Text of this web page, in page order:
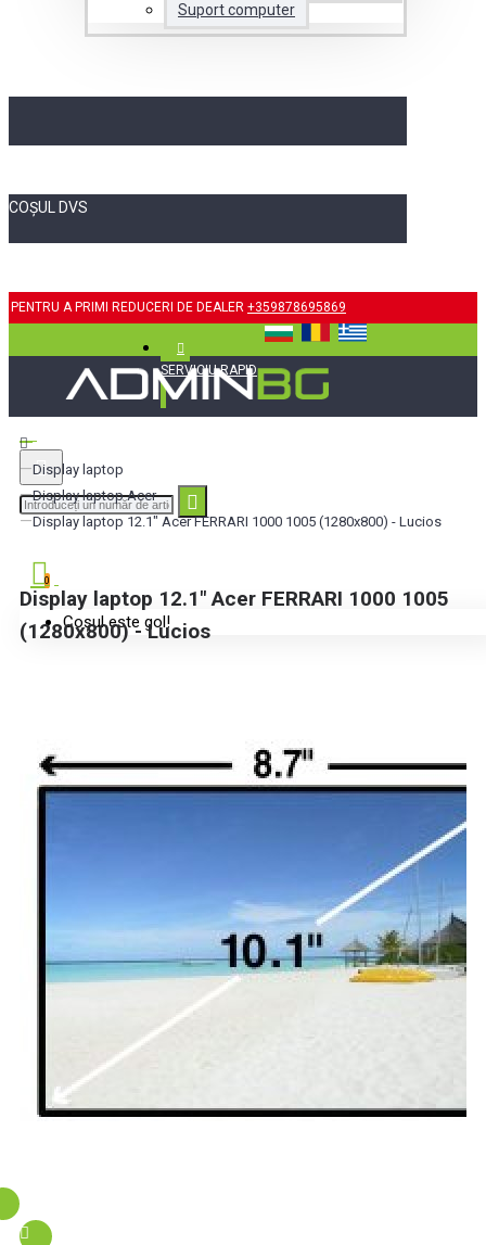
Suport computer
COȘUL DVS
PENTRU A PRIMI REDUCERI DE DEALER +359878695869
SERVICIU RAPID
0
Coșul este gol!
Display laptop
Display laptop Acer
Display laptop 12.1" Acer FERRARI 1000 1005 (1280x800) - Lucios
Display laptop 12.1" Acer FERRARI 1000 1005
(1280x800) - Lucios